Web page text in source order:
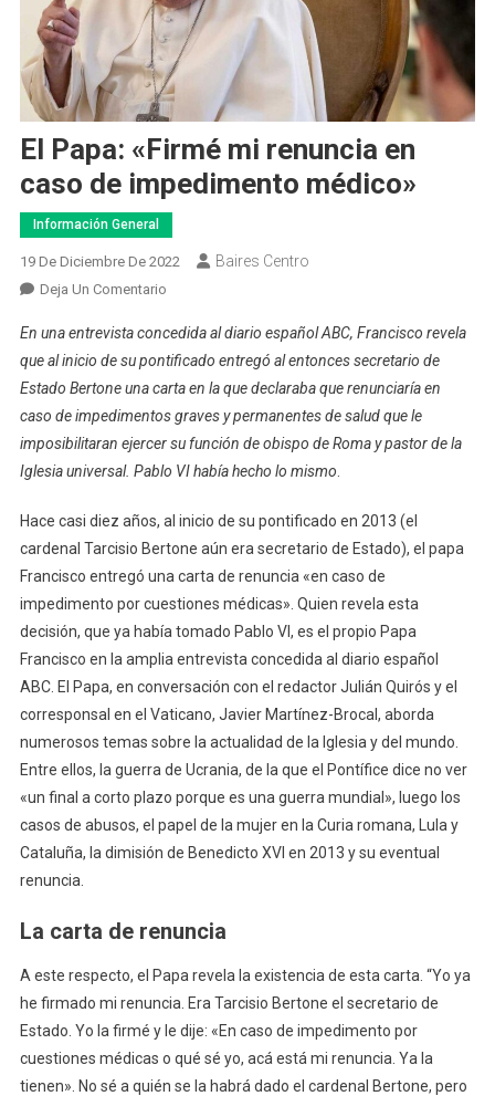
El Papa: «Firmé mi renuncia en
caso de impedimento médico»
Información General
19 De Diciembre De 2022 Baires Centro
Deja Un ComentarioEn
Papa:
«Firmé
Mi
Renuncia
En
Caso
Impedimento
Médico»
En una entrevista concedida al diario español ABC, Francisco revela
que al inicio de su pontificado entregó al entonces secretario de
Estado Bertone una carta en la que declaraba que renunciaría en
caso de impedimentos graves y permanentes de salud que le
imposibilitaran ejercer su función de obispo de Roma y pastor de la
Iglesia universal. Pablo VI había hecho lo mismo
Hace casi diez años, al inicio de su pontificado en 2013 (el
cardenal Tarcisio Bertone aún era secretario de Estado), el papa
Francisco entregó una carta de renuncia «en caso de
impedimento por cuestiones médicas». Quien revela esta
decisión, que ya había tomado Pablo VI, es el propio Papa
Francisco en la amplia entrevista concedida al diario español
ABC. El Papa, en conversación con el redactor Julián Quirós y el
corresponsal en el Vaticano, Javier Martínez-Brocal, aborda
numerosos temas sobre la actualidad de la Iglesia y del mundo.
Entre ellos, la guerra de Ucrania, de la que el Pontífice dice no ver
«un final a corto plazo porque es una guerra mundial», luego los
casos de abusos, el papel de la mujer en la Curia romana, Lula y
Cataluña, la dimisión de Benedicto XVI en 2013 y su eventual
renuncia.
La carta de renuncia
A este respecto, el Papa revela la existencia de esta carta. “Yo ya
he firmado mi renuncia. Era Tarcisio Bertone el secretario de
Estado. Yo la firmé y le dije: «En caso de impedimento por
cuestiones médicas o qué sé yo, acá está mi renuncia. Ya la
tienen». No sé a quién se la habrá dado el cardenal Bertone, pero